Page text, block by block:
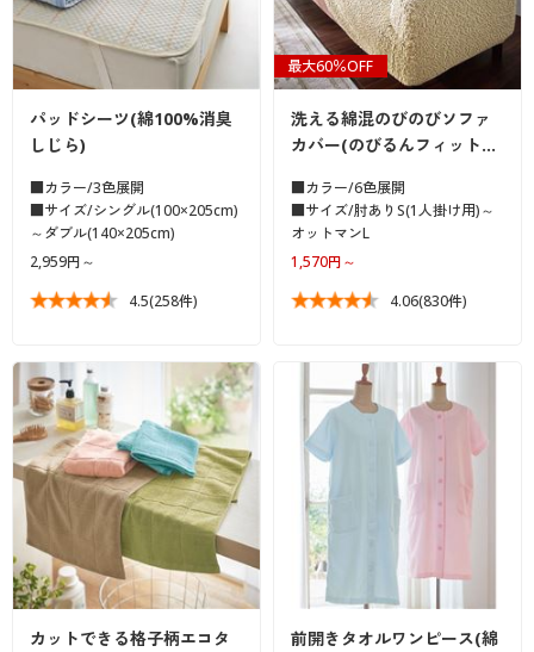
よくある質問とお問い合わせ
パッドシーツ(綿100%消臭
しじら)
■カラー/3色展開
■サイズ/シングル(100×205cm)
～ダブル(140×205cm)
2,959円～
4.5(258件)
最大60％OFF
洗える綿混のびのびソファ
カバー(のびるんフィット…
■カラー/6色展開
■サイズ/肘ありS(1人掛け用)～
オットマンL
1,570円～
4.06(830件)
カットできる格子柄エコタ 前開きタオルワンピース(綿